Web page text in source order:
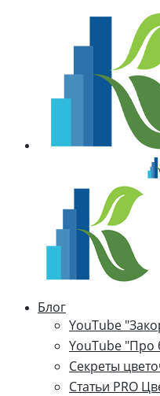
Блог
YouTube
YouTube "Про
Секреты
Статьи PRO